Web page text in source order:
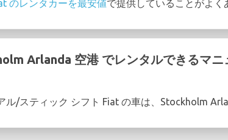
のレンタカーを最安値で提供していることがよく
Arlanda 空港 でレンタルできるマ
ル/スティック シフト Fiat の車は、Stockholm